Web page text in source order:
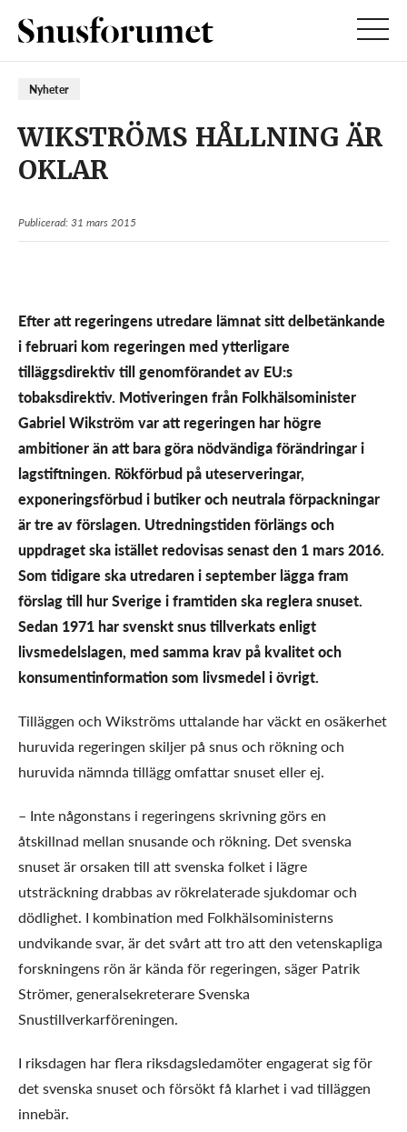
Nyheter
WIKSTRÖMS HÅLLNING ÄR
OKLAR
Publicerad: 31 mars 2015
Efter att regeringens utredare lämnat sitt delbetänkande
i februari kom regeringen med ytterligare
tilläggsdirektiv till genomförandet av EU:s
tobaksdirektiv. Motiveringen från Folkhälsominister
Gabriel Wikström var att regeringen har högre
ambitioner än att bara göra nödvändiga förändringar i
lagstiftningen. Rökförbud på uteserveringar,
exponeringsförbud i butiker och neutrala förpackningar
är tre av förslagen. Utredningstiden förlängs och
uppdraget ska istället redovisas senast den 1 mars 2016.
Som tidigare ska utredaren i september lägga fram
förslag till hur Sverige i framtiden ska reglera snuset.
Sedan 1971 har svenskt snus tillverkats enligt
livsmedelslagen, med samma krav på kvalitet och
konsumentinformation som livsmedel i övrigt.
Tilläggen och Wikströms uttalande har väckt en osäkerhet
huruvida regeringen skiljer på snus och rökning och
huruvida nämnda tillägg omfattar snuset eller ej.
– Inte någonstans i regeringens skrivning görs en
åtskillnad mellan snusande och rökning. Det svenska
snuset är orsaken till att svenska folket i lägre
utsträckning drabbas av rökrelaterade sjukdomar och
dödlighet. I kombination med Folkhälsoministerns
undvikande svar, är det svårt att tro att den vetenskapliga
forskningens rön är kända för regeringen, säger Patrik
Strömer, generalsekreterare Svenska
Snustillverkarföreningen.
I riksdagen har flera riksdagsledamöter engagerat sig för
det svenska snuset och försökt få klarhet i vad tilläggen
innebär.